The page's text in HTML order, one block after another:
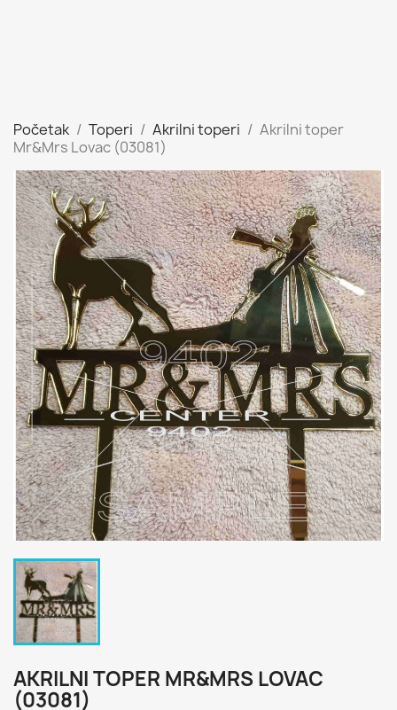
Početak Toperi Akrilni toperi
Akrilni toper
Mr&Mrs Lovac (03081)
AKRILNI TOPER MR&MRS LOVAC
(03081)